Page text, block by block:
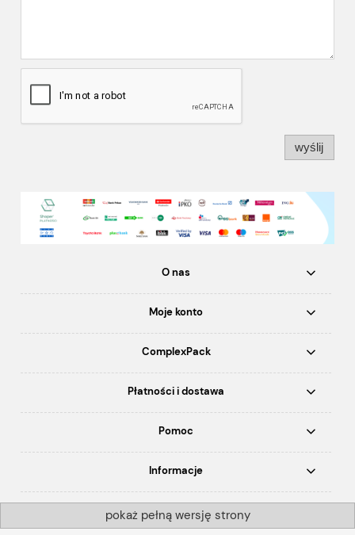
wyślij
O nas
Moje konto
ComplexPack
Płatności i dostawa
Pomoc
Informacje
pokaż pełną wersję strony